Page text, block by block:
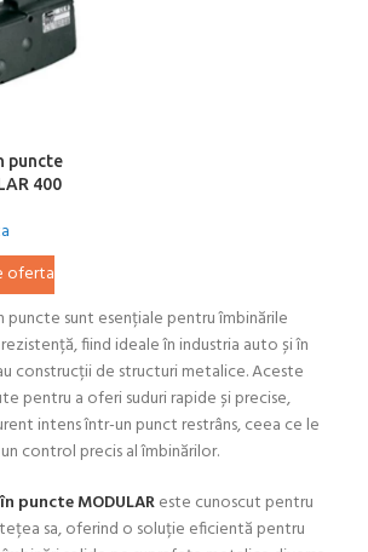
puncte
400
oferta
puncte sunt esențiale pentru îmbinările
fiind ideale în industria auto și în
construcții de structuri metalice. Aceste
pentru a oferi suduri rapide și precise,
intens într-un punct restrâns, ceea ce le
control precis al îmbinărilor.
puncte MODULAReste cunoscut pentru
sa, oferind o soluție eficientă pentru